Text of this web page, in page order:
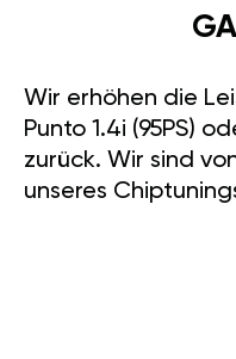
Wir erhöhen die
Punto 1.4i (95PS)
zurück. Wir sind
unseres